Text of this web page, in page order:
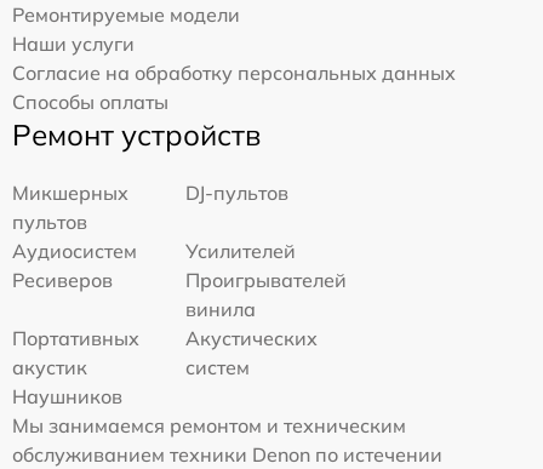
Ремонтируемые модели
Наши услуги
Согласие на обработку персональных данных
Способы оплаты
Ремонт устройств
Микшерных
пультов
DJ-пультов
Аудиосистем
Усилителей
Ресиверов
Проигрывателей
винила
Портативных
акустик
Акустических
систем
Наушников
Мы занимаемся ремонтом и техническим
обслуживанием техники Denon по истечении